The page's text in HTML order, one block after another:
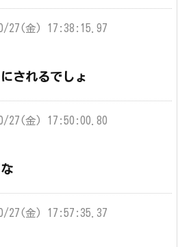
27(金) 17:38:15.97
されるでしょ
27(金) 17:50:00.80
27(金) 17:57:35.37